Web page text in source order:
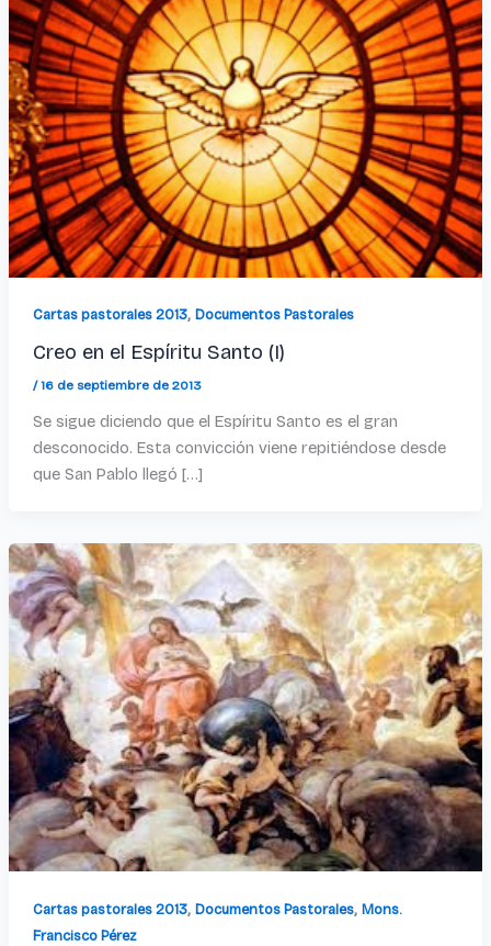
Cartas pastorales 2013, Documentos Pastorales
Creo en el Espíritu Santo (I)
/16 de septiembre de 2013
Se sigue diciendo que el Espíritu Santo es el gran
desconocido. Esta convicción viene repitiéndose desde
que San Pablo llegó […]
Cartas pastorales 2013, Documentos Pastorales, Mons.
Francisco Pérez